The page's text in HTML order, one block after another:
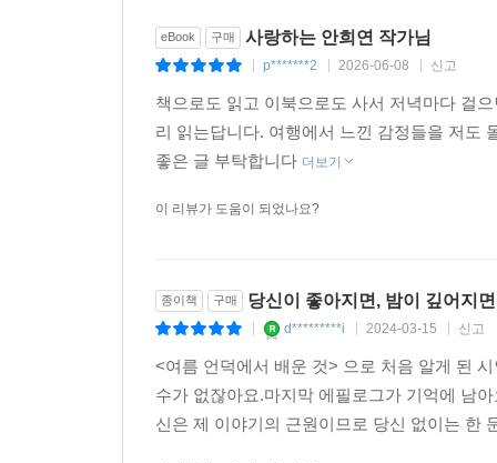
eBook 구매 사랑하는 안희연 작가님
p*******2 2026-06-08 신고
책으로도 읽고 이북으로도 사서 저녁마다 걸
리 읽는답니다. 여행에서 느낀 감정들을 저도
좋은 글 부탁합니다 더보기
이 리뷰가 도움이 되었나요?
종이책 구매 당신이 좋아지면, 밤이 깊어지면
d*********i 2024-03-15 신고
<여름 언덕에서 배운 것> 으로 처음 알게 된
수가 없잖아요.마지막 에필로그가 기억에 남
신은 제 이야기의 근원이므로 당신 없이는 한